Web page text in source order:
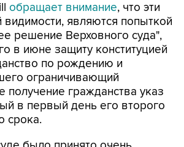
обращает внимание, что эти
видимости, являются попыткой
решение Верховного суда",
в июне защиту конституцией
по рождению и
ограничивающий
получение гражданства указ
в первый день его второго
срока.